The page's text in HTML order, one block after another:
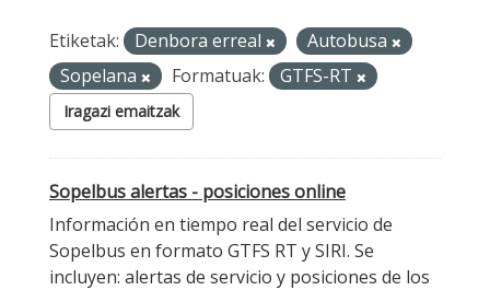
Etiketak: Denbora erreal
Autobusa
Sopelana
Formatuak: GTFS-RT
Iragazi emaitzak
Sopelbus alertas - posiciones online
Información en tiempo real del servicio de
Sopelbus en formato GTFS RT y SIRI. Se
incluyen: alertas de servicio y posiciones de los